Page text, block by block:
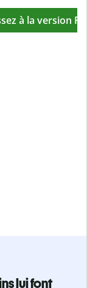
grâce au
en quelques
dans plus
lui font